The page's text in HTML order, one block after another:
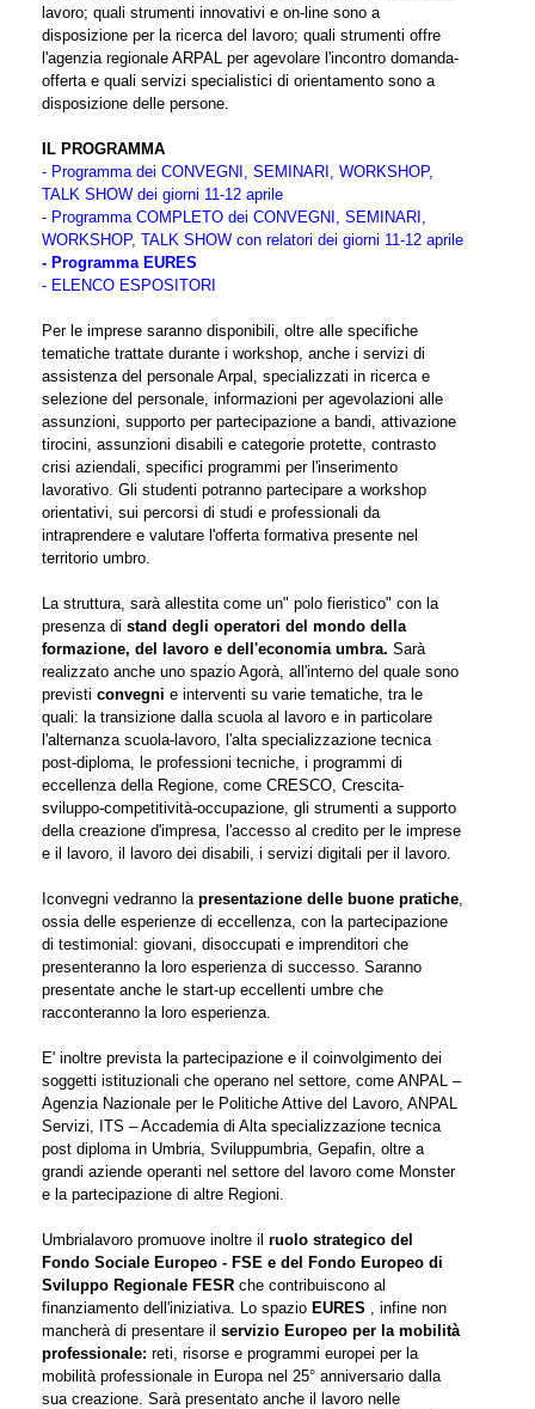
lavoro; quali strumenti innovativi e on-line sono a
disposizione per la ricerca del lavoro; quali strumenti offre
l'agenzia regionale ARPAL per agevolare l'incontro domanda-
offerta e quali servizi specialistici di orientamento sono a
disposizione delle persone.
IL PROGRAMMA
- Programma dei CONVEGNI, SEMINARI, WORKSHOP,
TALK SHOW dei giorni 11-12 aprile
- Programma COMPLETO dei CONVEGNI, SEMINARI,
WORKSHOP, TALK SHOW con relatori dei giorni 11-12 aprile
- Programma EURES
- ELENCO ESPOSITORI
Per le imprese saranno disponibili, oltre alle specifiche
tematiche trattate durante i workshop, anche i servizi di
assistenza del personale Arpal, specializzati in ricerca e
selezione del personale, informazioni per agevolazioni alle
assunzioni, supporto per partecipazione a bandi, attivazione
tirocini, assunzioni disabili e categorie protette, contrasto
crisi aziendali, specifici programmi per l'inserimento
lavorativo. Gli studenti potranno partecipare a workshop
orientativi, sui percorsi di studi e professionali da
intraprendere e valutare l'offerta formativa presente nel
territorio umbro.
La struttura, sarà allestita come un" polo fieristico" con la
presenza di stand degli operatori del mondo della
formazione, del lavoro e dell'economia umbra. Sarà
realizzato anche uno spazio Agorà, all'interno del quale sono
previsti convegni e interventi su varie tematiche, tra le
quali: la transizione dalla scuola al lavoro e in particolare
l'alternanza scuola-lavoro, l'alta specializzazione tecnica
post-diploma, le professioni tecniche, i programmi di
eccellenza della Regione, come CRESCO, Crescita-
sviluppo-competitività-occupazione, gli strumenti a supporto
della creazione d'impresa, l'accesso al credito per le imprese
e il lavoro, il lavoro dei disabili, i servizi digitali per il lavoro.
Iconvegni vedranno la presentazione delle buone pratiche
ossia delle esperienze di eccellenza, con la partecipazione
di testimonial: giovani, disoccupati e imprenditori che
presenteranno la loro esperienza di successo. Saranno
presentate anche le start-up eccellenti umbre che
racconteranno la loro esperienza.
E' inoltre prevista la partecipazione e il coinvolgimento dei
soggetti istituzionali che operano nel settore, come ANPAL –
Agenzia Nazionale per le Politiche Attive del Lavoro, ANPAL
Servizi, ITS – Accademia di Alta specializzazione tecnica
post diploma in Umbria, Sviluppumbria, Gepafin, oltre a
grandi aziende operanti nel settore del lavoro come Monster
e la partecipazione di altre Regioni.
Umbrialavoro promuove inoltre il ruolo strategico del
Fondo Sociale Europeo - FSE e del Fondo Europeo di
Sviluppo Regionale FESR che contribuiscono al
finanziamento dell'iniziativa. Lo spazio EURES , infine non
mancherà di presentare il servizio Europeo per la mobilità
professionale: reti, risorse e programmi europei per la
mobilità professionale in Europa nel 25° anniversario dalla
sua creazione. Sarà presentato anche il lavoro nelle